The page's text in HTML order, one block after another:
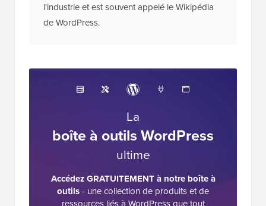
l'industrie et est souvent appelé le Wikipédia
de WordPress.
La
boîte à outils WordPress
ultime
Accédez GRATUITEMENT à notre boîte à
outils- une collection de produits et de